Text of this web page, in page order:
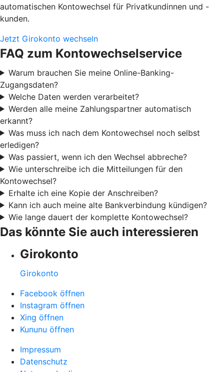
automatischen Kontowechsel für Privatkundinnen und -
kunden.
Jetzt Girokonto wechseln
FAQ zum Kontowechselservice
Warum brauchen Sie meine Online-Banking-
Zugangsdaten?
Welche Daten werden verarbeitet?
Werden alle meine Zahlungspartner automatisch
erkannt?
Was muss ich nach dem Kontowechsel noch selbst
erledigen?
Was passiert, wenn ich den Wechsel abbreche?
Wie unterschreibe ich die Mitteilungen für den
Kontowechsel?
Erhalte ich eine Kopie der Anschreiben?
Kann ich auch meine alte Bankverbindung kündigen?
Wie lange dauert der komplette Kontowechsel?
Das könnte Sie auch interessieren
Girokonto
Girokonto
Facebook öffnen
Instagram öffnen
Xing öffnen
Kununu öffnen
Impressum
Datenschutz